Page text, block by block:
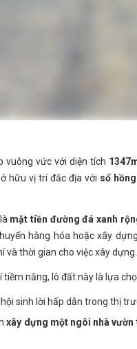
vuông vức với diện tích
hữu vị trí đắc địa với sổ
mặt tiền đường đá xanh
hàng hóa hoặc xây
và thời gian cho việc xây dựng.
tiềm năng, lô đất này là lựa
sinh lời hấp dẫn trong thị
xây dựng một ngôi nhà vườn